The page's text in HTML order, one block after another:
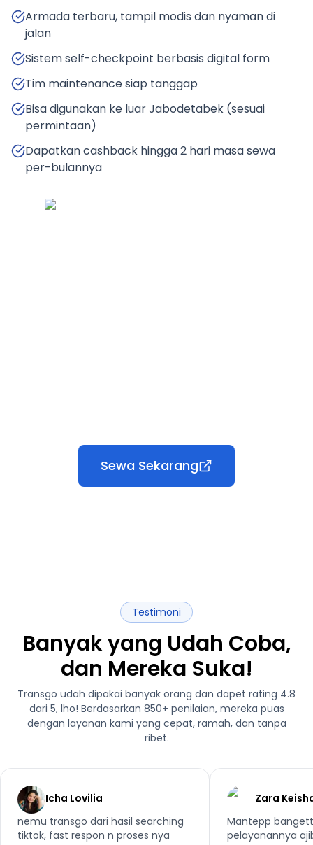
Armada terbaru, tampil modis dan nyaman di
jalan
Sistem self-checkpoint berbasis digital form
Tim maintenance siap tanggap
Bisa digunakan ke luar Jabodetabek (sesuai
permintaan)
Dapatkan cashback hingga 2 hari masa sewa
per-bulannya
Sewa Sekarang
Testimoni
Banyak yang Udah Coba,
dan Mereka Suka!
Transgo udah dipakai banyak orang dan dapet rating 4.8
dari 5, lho! Berdasarkan 850+ penilaian, mereka puas
dengan layanan kami yang cepat, ramah, dan tanpa
ribet.
Icha Lovilia
nemu transgo dari hasil searching
tiktok, fast respon n proses nya
Zara
Mantepp
pelayanannya